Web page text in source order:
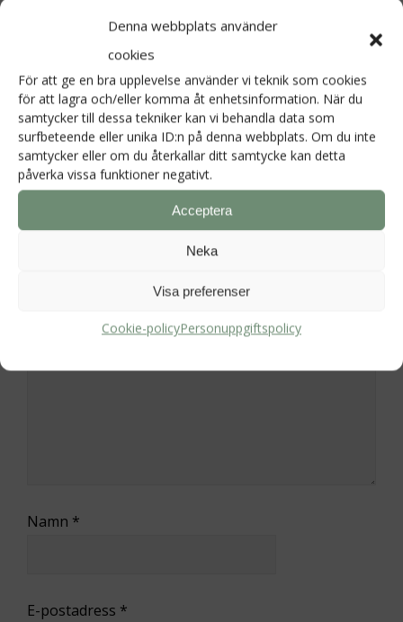
Denna webbplats använder
cookies
För att ge en bra upplevelse använder vi teknik som cookies
för att lagra och/eller komma åt enhetsinformation. När du
samtycker till dessa tekniker kan vi behandla data som
surfbeteende eller unika ID:n på denna webbplats. Om du inte
samtycker eller om du återkallar ditt samtycke kan detta
påverka vissa funktioner negativt.
Acceptera
Neka
Visa preferenser
Cookie-policyPersonuppgiftspolicy
Mat i Fokus →
Lämna ett svar
Din e-postadress kommer inte publiceras.
Obligatoriska fält är märkta
Kommentar*
Namn *
E-postadress *